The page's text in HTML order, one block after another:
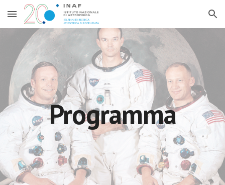
Skip to main content Skip to navigation
Programma